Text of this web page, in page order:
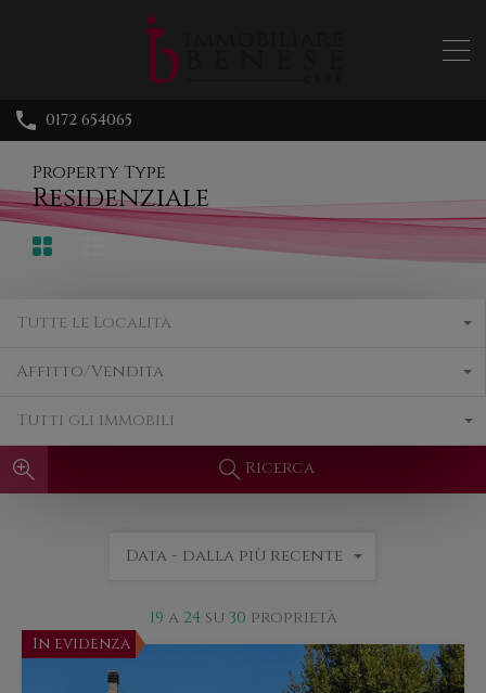
0172 654065
Property Type
Residenziale
Tutte le Località
Affitto/Vendita
Tutti gli immobili
Ricerca
19 a 24 su 30 proprietà
Data - dalla più recente
In evidenza